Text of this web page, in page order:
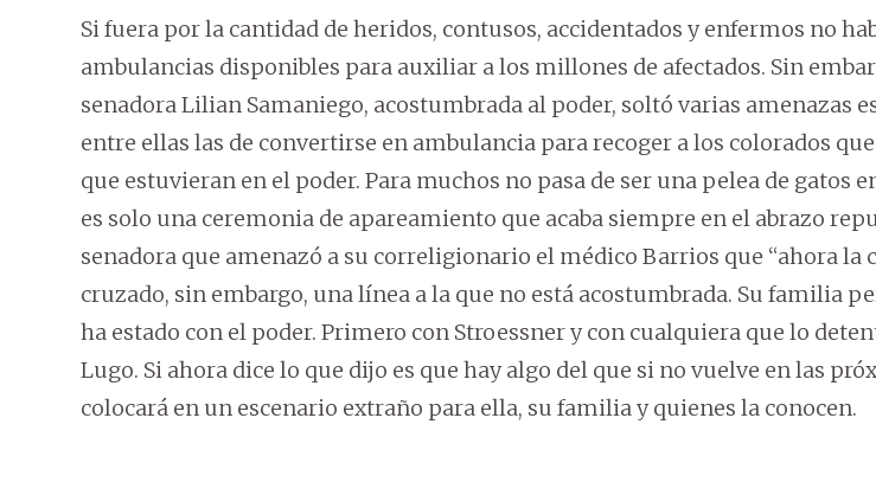
Si fuera por la cantidad de heridos, contusos, accidentados y enfermos no
ambulancias disponibles para auxiliar a los millones de afectados. Sin
senadora Lilian Samaniego, acostumbrada al poder, soltó varias amenazas
entre ellas las de convertirse en ambulancia para recoger a los colorados
que estuvieran en el poder. Para muchos no pasa de ser una pelea de gatos
es solo una ceremonia de apareamiento que acaba siempre en el abrazo
senadora que amenazó a su correligionario el médico Barrios que “ahora la
cruzado, sin embargo, una línea a la que no está acostumbrada. Su familia
ha estado con el poder. Primero con Stroessner y con cualquiera que lo
Lugo. Si ahora dice lo que dijo es que hay algo del que si no vuelve en las
colocará en un escenario extraño para ella, su familia y quienes la conocen.